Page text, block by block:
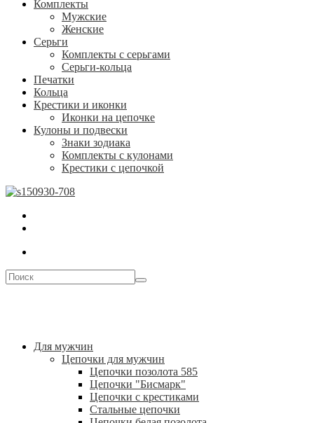
Комплекты
Мужские
Женские
Серьги
Комплекты с серьгами
Серьги-кольца
Печатки
Кольца
Крестики и иконки
Иконки на цепочке
Кулоны и подвески
Знаки зодиака
Комплекты с кулонами
Крестики с цепочкой
Для мужчин
Цепочки для мужчин
Цепочки позолота 585
Цепочки "Бисмарк"
Цепочки с крестиками
Стальные цепочки